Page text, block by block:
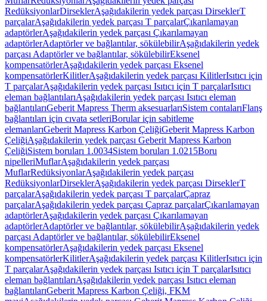
RedüksiyonlarDirseklerAşağıdakilerin yedek parçası DirseklerT
parçalarAşağıdakilerin yedek parçası T parçalarÇıkarılamayan
adaptörlerAşağıdakilerin yedek parçası Çıkarılamayan
adaptörlerAdaptörler ve bağlantılar, sökülebilirAşağıdakilerin yedek
parçası Adaptörler ve bağlantılar, sökülebilirEksenel
kompensatörlerAşağıdakilerin yedek parçası Eksenel
kompensatörlerKilitlerAşağıdakilerin yedek parçası KilitlerIsıtıcı için
T parçalarAşağıdakilerin yedek parçası Isıtıcı için T parçalarIsıtıcı
eleman bağlantılarıAşağıdakilerin yedek parçası Isıtıcı eleman
bağlantılarıGeberit Mapress Therm aksesuarlarıSistem contalarıFlanş
bağlantıları için cıvata setleriBorular için sabitleme
elemanlarıGeberit Mapress Karbon ÇeliğiGeberit Mapress Karbon
ÇeliğiAşağıdakilerin yedek parçası Geberit Mapress Karbon
ÇeliğiSistem boruları 1.0034Sistem boruları 1.0215Boru
nipelleriMuflarAşağıdakilerin yedek parçası
MuflarRedüksiyonlarAşağıdakilerin yedek parçası
RedüksiyonlarDirseklerAşağıdakilerin yedek parçası DirseklerT
parçalarAşağıdakilerin yedek parçası T parçalarÇapraz
parçalarAşağıdakilerin yedek parçası Çapraz parçalarÇıkarılamayan
adaptörlerAşağıdakilerin yedek parçası Çıkarılamayan
adaptörlerAdaptörler ve bağlantılar, sökülebilirAşağıdakilerin yedek
parçası Adaptörler ve bağlantılar, sökülebilirEksenel
kompensatörlerAşağıdakilerin yedek parçası Eksenel
kompensatörlerKilitlerAşağıdakilerin yedek parçası KilitlerIsıtıcı için
T parçalarAşağıdakilerin yedek parçası Isıtıcı için T parçalarIsıtıcı
eleman bağlantılarıAşağıdakilerin yedek parçası Isıtıcı eleman
bağlantılarıGeberit Mapress Karbon Çeliği, FKM